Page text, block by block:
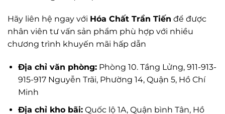
Hãy liên hệ ngay với Hóa Chất Trần Tiến để được
nhân viên tư vấn sản phẩm phù hợp với nhiều
chương trình khuyến mãi hấp dẫn
Địa chỉ văn phòng:Phòng 10. Tầng Lửng, 911-913-
915-917 Nguyễn Trãi, Phường 14, Quận 5, Hồ Chí
Minh
Địa chỉ kho bãi:Quốc lộ 1A, Quận bình Tân, Hồ